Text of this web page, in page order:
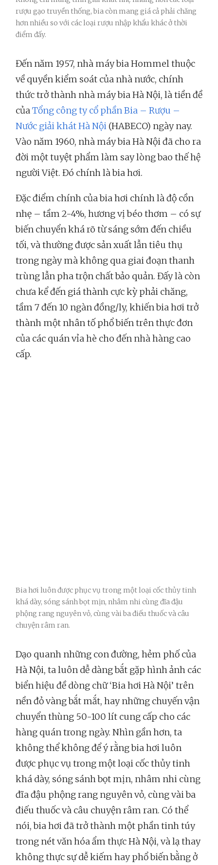
rượu gạo truyền thống, bia còn mang giá cả phải chăng
hơn nhiều so với các loại rượu nhập khẩu khác ở thời
điểm đấy.
Đến năm 1957, nhà máy bia Hommel thuộc
về quyền kiểm soát của nhà nước, chính
thức trở thành nhà máy bia Hà Nội, là tiền đề
củaTổng công ty cổ phần Bia – Rượu –
Nước giải khát Hà Nội (HABECO) ngày nay.
Vào năm 1960, nhà máy bia Hà Nội đã cho ra
đời một tuyệt phẩm làm say lòng bao thế hệ
người Việt. Đó chính là bia hơi.
Đặc điểm chính của bia hơi chính là độ cồn
nhẹ – tầm 2-4%, hương vị béo thơm – có sự
biến chuyển khá rõ từ sáng sớm đến chiều
tối, và thường được sản xuất lẫn tiêu thụ
trong ngày mà không qua giai đoạn thanh
trùng lẫn pha trộn chất bảo quản. Đấy là còn
chưa kể đến giá thành cực kỳ phải chăng,
tầm 7 đến 10 ngàn đồng/ly, khiến bia hơi trở
thành một nhân tố phổ biến trên thực đơn
của các quán vỉa hè cho đến nhà hàng cao
cấp.
Bia hơi luôn được phục vụ trong một loại cốc thủy tinh
khá dày, sóng sánh bọt mịn, nhâm nhi cùng đĩa đậu
phộng rang nguyên vỏ, cùng vài ba điếu thuốc và câu
chuyện râm ran.
Dạo quanh những con đường, hẻm phố của
Hà Nội, ta luôn dễ dàng bắt gặp hình ảnh các
biển hiệu đề dòng chữ ‘Bia hơi Hà Nội’ trên
nền đỏ vàng bắt mắt, hay những chuyến vận
chuyển thùng 50-100 lít cung cấp cho các
hàng quán trong ngày. Nhìn gần hơn, ta
không thể không để ý rằng bia hơi luôn
được phục vụ trong một loại cốc thủy tinh
khá dày, sóng sánh bọt mịn, nhâm nhi cùng
đĩa đậu phộng rang nguyên vỏ, cùng vài ba
điếu thuốc và câu chuyện râm ran. Có thể
nói, bia hơi đã trở thành một phần tinh túy
trong nét văn hóa ẩm thực Hà Nội, và lạ thay
không thực sự dễ kiếm hay phổ biến bằng ở